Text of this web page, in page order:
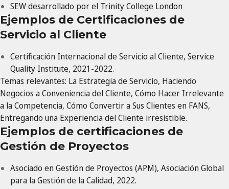
SEW desarrollado por el Trinity College London
Ejemplos de Certificaciones de
Servicio al Cliente
Certificación Internacional de Servicio al Cliente, Service
Quality Institute, 2021-2022.
Temas relevantes: La Estrategia de Servicio, Haciendo
Negocios a Conveniencia del Cliente, Cómo Hacer Irrelevante
a la Competencia, Cómo Convertir a Sus Clientes en FANS,
Entregando una Experiencia del Cliente irresistible.
Ejemplos de certificaciones de
Gestión de Proyectos
Asociado en Gestión de Proyectos (APM), Asociación Global
para la Gestión de la Calidad, 2022.